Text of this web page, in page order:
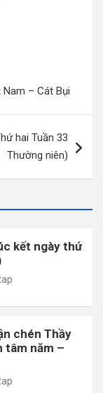
– Cát Bụi
hai Tuần 33
Thường niên)
kết ngày thứ
chén Thầy
tâm năm –